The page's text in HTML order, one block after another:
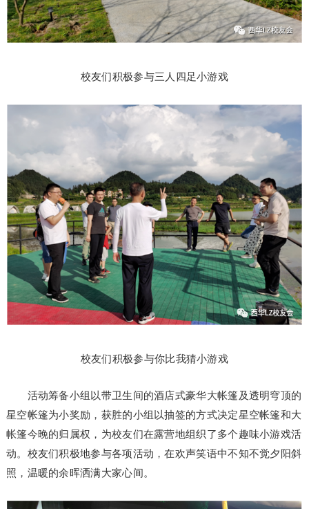
校友们积极参与三人四足小游戏
校友们积极参与你比我猜小游戏
活动筹备小组以带卫生间的酒店式豪华大帐篷及透明穹顶的
星空帐篷为小奖励，获胜的小组以抽签的方式决定星空帐篷和大
帐篷今晚的归属权，为校友们在露营地组织了多个趣味小游戏活
动。校友们积极地参与各项活动，在欢声笑语中不知不觉夕阳斜
照，温暖的余晖洒满大家心间。